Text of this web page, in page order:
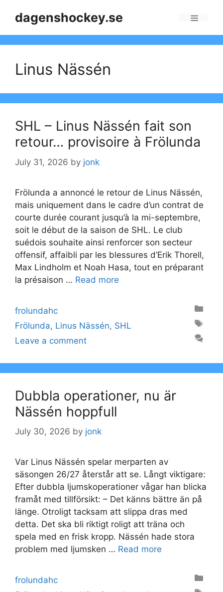
dagenshockey.se
Linus Nässén
SHL – Linus Nässén fait son
retour… provisoire à Frölunda
July 31, 2026 by jonk
Frölunda a annoncé le retour de Linus Nässén,
mais uniquement dans le cadre d’un contrat de
courte durée courant jusqu’à la mi-septembre,
soit le début de la saison de SHL. Le club
suédois souhaite ainsi renforcer son secteur
offensif, affaibli par les blessures d’Erik Thorell,
Max Lindholm et Noah Hasa, tout en préparant
la présaison … Read more
Categories
frolundahc
Tags
Frölunda, Linus Nässén, SHL
Leave a comment
Dubbla operationer, nu är
Nässén hoppfull
July 30, 2026 by jonk
Var Linus Nässén spelar merparten av
säsongen 26/27 återstår att se. Långt viktigare:
Efter dubbla ljumskoperationer vågar han blicka
framåt med tillförsikt: – Det känns bättre än på
länge. Otroligt tacksam att slippa dras med
detta. Det ska bli riktigt roligt att träna och
spela med en frisk kropp. Nässén hade stora
problem med ljumsken … Read more
Categories
frolundahc